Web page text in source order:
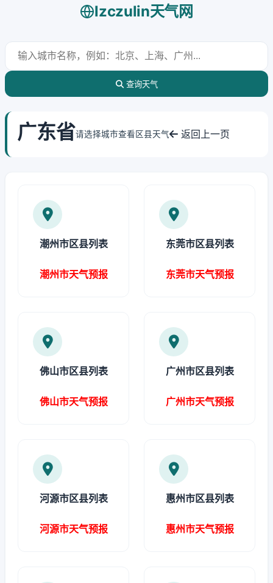
lzczulin天气网
查询天气
广东省请选择城市查看区县天气 返回上一页
潮州市区县列表
潮州市天气预报
东莞市区县列表
东莞市天气预报
佛山市区县列表
佛山市天气预报
广州市区县列表
广州市天气预报
河源市区县列表
河源市天气预报
惠州市区县列表
惠州市天气预报